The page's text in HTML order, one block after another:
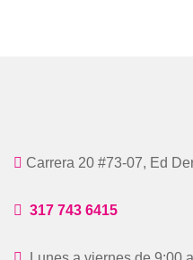
Carrera 20 #73-07, Ed
317 743 6415